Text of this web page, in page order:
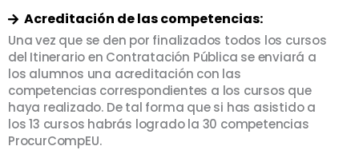
Acreditación de las competencias:
Una vez que se den por finalizados todos los cursos
del Itinerario en Contratación Pública se enviará a
los alumnos una acreditación con las
competencias correspondientes a los cursos que
haya realizado. De tal forma que si has asistido a
los 13 cursos habrás logrado la 30 competencias
ProcurCompEU.